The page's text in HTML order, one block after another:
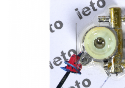
Piese de schimb vehicule electrice
Scutere electrice
Tricicluri cargo fara permis
Tricicluri persoane
Trotinete electrice